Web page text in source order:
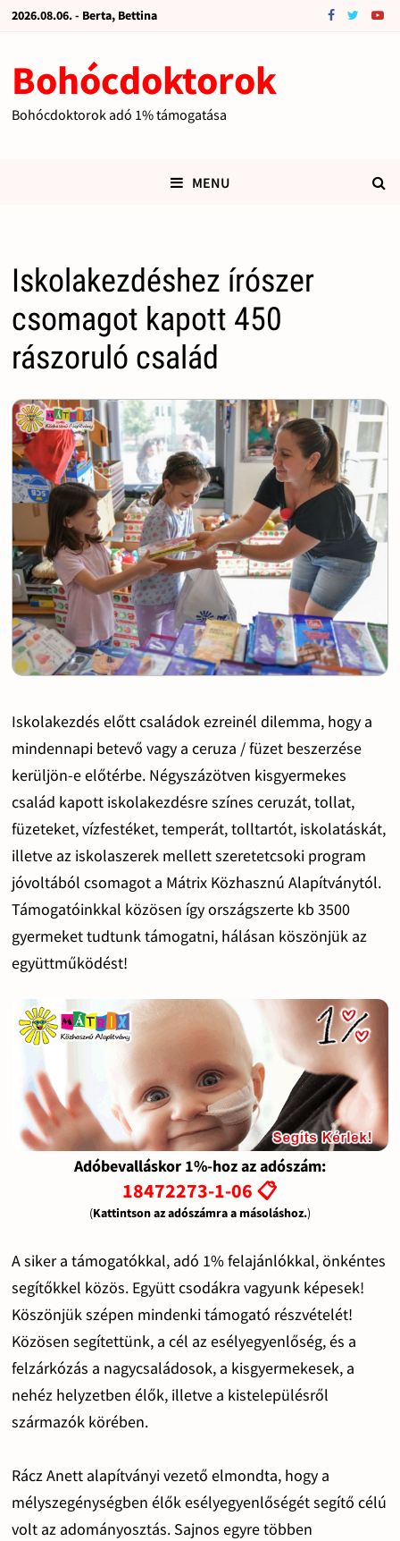
2026.08.06. - Berta, Bettina
Bohócdoktorok
Bohócdoktorok adó 1% támogatása
MENU
Iskolakezdéshez írószer
csomagot kapott 450
rászoruló család
Iskolakezdés előtt családok ezreinél dilemma, hogy a
mindennapi betevő vagy a ceruza / füzet beszerzése
kerüljön-e előtérbe. Négyszázötven kisgyermekes
család kapott iskolakezdésre színes ceruzát, tollat,
füzeteket, vízfestéket, temperát, tolltartót, iskolatáskát,
illetve az iskolaszerek mellett szeretetcsoki program
jóvoltából csomagot a Mátrix Közhasznú Alapítványtól.
Támogatóinkkal közösen így országszerte kb 3500
gyermeket tudtunk támogatni, hálásan köszönjük az
együttműködést!
Adóbevalláskor 1%-hoz az adószám:
18472273-1-06 📋
(Kattintson az adószámra a másoláshoz.)
A siker a támogatókkal, adó 1% felajánlókkal, önkéntes
segítőkkel közös. Együtt csodákra vagyunk képesek!
Köszönjük szépen mindenki támogató részvételét!
Közösen segítettünk, a cél az esélyegyenlőség, és a
felzárkózás a nagycsaládosok, a kisgyermekesek, a
nehéz helyzetben élők, illetve a kistelepülésről
származók körében.
Rácz Anett alapítványi vezető elmondta, hogy a
mélyszegénységben élők esélyegyenlőségét segítő célú
volt az adományosztás. Sajnos egyre többen